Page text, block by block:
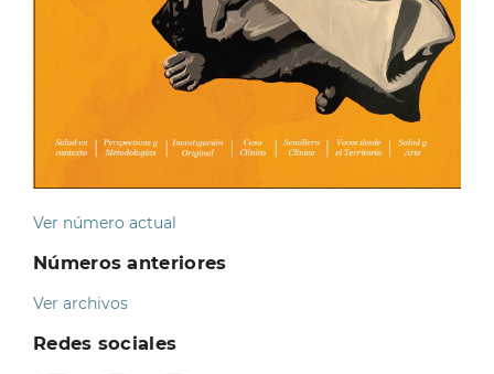
Ver número actual
Números anteriores
Ver archivos
Redes sociales